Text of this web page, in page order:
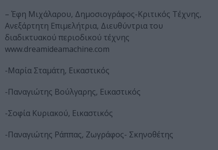
– Έφη Μιχάλαρου, Δημοσιογράφος-Κριτικός Τέχνης,
Ανεξάρτητη Επιμελήτρια, Διευθύντρια του
διαδικτυακού περιοδικού τέχνης
www.dreamideamachine.com
-Μαρία Σταμάτη, Εικαστικός
-Παναγιώτης Βούλγαρης, Εικαστικός
-Σοφία Κυριακού, Εικαστικός
-Παναγιώτης Ράππας, Ζωγράφος- Σκηνοθέτης